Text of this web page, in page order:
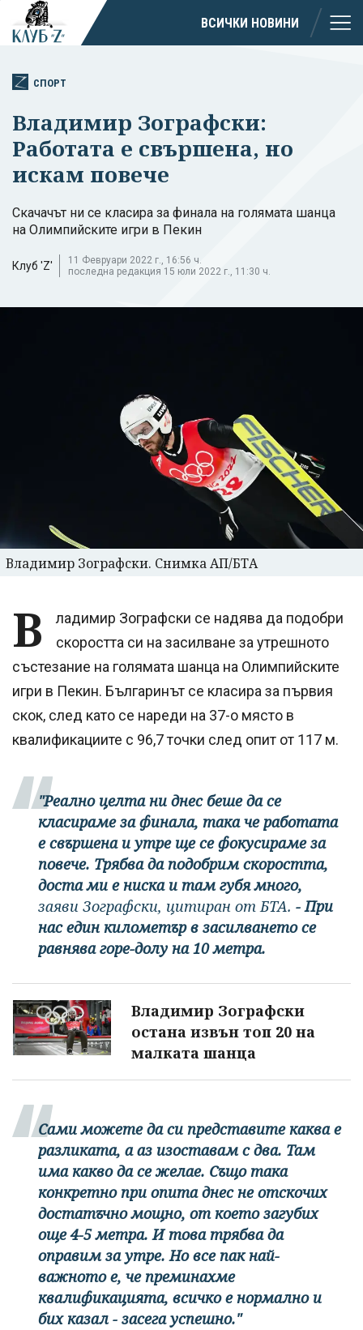
ВСИЧКИ НОВИНИ
СПОРТ
Владимир Зографски:
Работата е свършена, но
искам повече
Скачачът ни се класира за финала на голямата шанца
на Олимпийските игри в Пекин
Клуб 'Z'
11 Февруари 2022 г., 16:56 ч.
последна редакция 15 юли 2022 г., 11:30 ч.
Владимир Зографски. Снимка АП/БТА
В
ладимир Зографски се надява да подобри
скоростта си на засилване за утрешното
състезание на голямата шанца на Олимпийските
игри в Пекин. Българинът се класира за първия
скок, след като се нареди на 37-о място в
квалификациите с 96,7 точки след опит от 117 м.
"Реално целта ни днес беше да се
класираме за финала, така че работата
е свършена и утре ще се фокусираме за
повече. Трябва да подобрим скоростта,
доста ми е ниска и там губя много,
заяви Зографски, цитиран от БТА. - При
нас един километър в засилването се
равнява горе-долу на 10 метра.
Владимир Зографски
остана извън топ 20 на
малката шанца
Сами можете да си представите каква е
разликата, а аз изоставам с два. Там
има какво да се желае. Също така
конкретно при опита днес не отскочих
достатъчно мощно, от което загубих
още 4-5 метра. И това трябва да
оправим за утре. Но все пак най-
важното е, че преминахме
квалификацията, всичко е нормално и
бих казал - засега успешно."